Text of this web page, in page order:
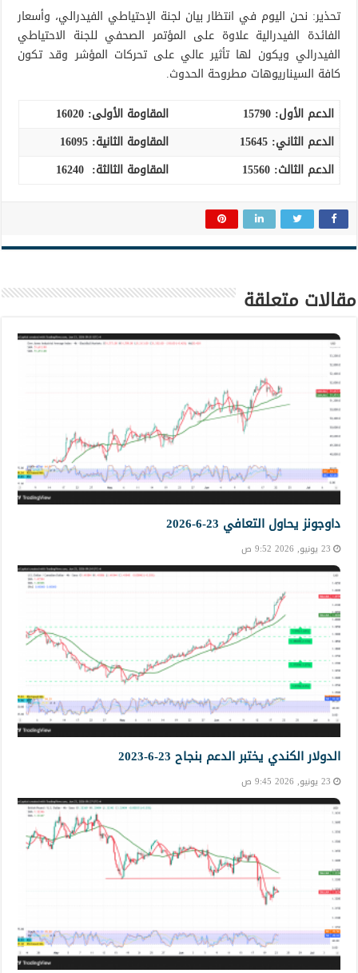
تحذير: نحن اليوم في انتظار بيان لجنة الإحتياطي الفيدرالي، وأسعار
الفائدة الفيدرالية علاوة على المؤتمر الصحفي للجنة الاحتياطي
الفيدرالي ويكون لها تأثير عالي على تحركات المؤشر وقد تكون
كافة السيناريوهات مطروحة الحدوث.
الدعم الأول: 15790 المقاومة الأولى: 16020
الدعم الثاني: 15645 المقاومة الثانية: 16095
الدعم الثالث: المقاومة الثالثة: 16240
مقالات متعلقة
داوجونز يحاول التعافي 23-6-2026
23 يونيو, 2026 9:52 ص
الدولار الكندي يختبر الدعم بنجاح 23-6-2023
23 يونيو, 2026 9:45 ص